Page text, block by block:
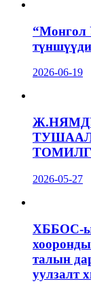
“Монгол
2026-06-19
2026-05-27
ХББОС-
талын
уулзалт